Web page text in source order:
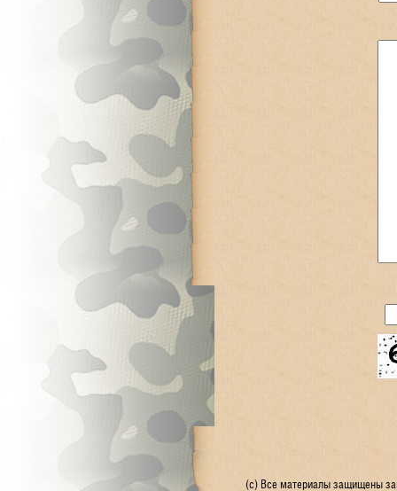
(с) Все материалы защищены